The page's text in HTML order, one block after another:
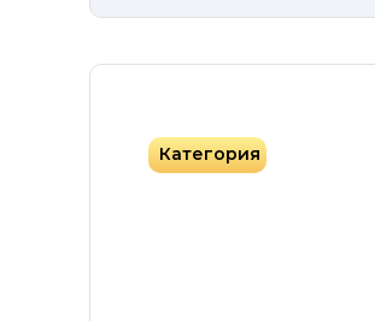
Категория